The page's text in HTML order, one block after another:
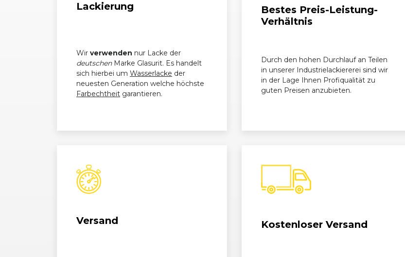
Lackierung
Wir verwenden nur Lacke der
deutschenMarke Glasurit. Es handelt
sich hierbei um Wasserlacke der
neuesten Generation welche höchste
Farbechtheit garantieren.
Bestes Preis-Leistung-
Verhältnis
Durch den hohen Durchlauf an Teilen
in unserer Industrielackiererei sind wir
in der Lage Ihnen Profiqualität zu
guten Preisen anzubieten.
Versand Kostenloser Versand